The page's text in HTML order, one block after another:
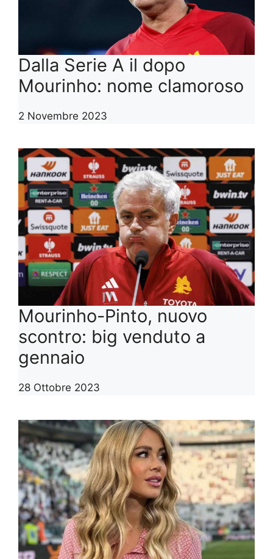
Dalla Serie A il dopo
Mourinho: nome clamoroso
2 Novembre 2023
Mourinho-Pinto, nuovo
scontro: big venduto a
gennaio
28 Ottobre 2023